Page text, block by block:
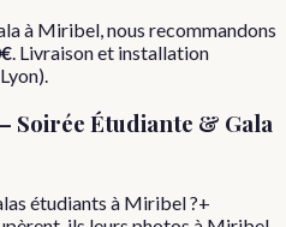
à Miribel , nous recommandons
. Livraison et installation
Soirée Étudiante & Gala
étudiants à Miribel ?+